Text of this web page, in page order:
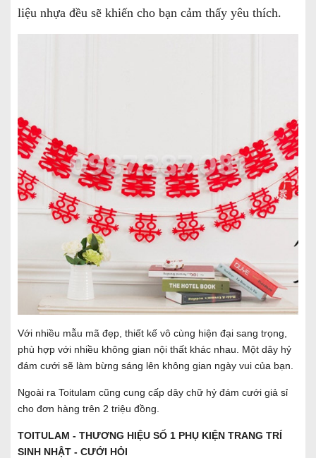
liệu nhựa đều sẽ khiến cho bạn cảm thấy yêu thích.
Với nhiều mẫu mã đẹp, thiết kế vô cùng hiện đại sang trọng,
phù hợp với nhiều không gian nội thất khác nhau. Một dây hỷ
đám cưới sẽ làm bừng sáng lên không gian ngày vui của bạn.
Ngoài ra Toitulam cũng cung cấp dây chữ hỷ đám cưới giả sỉ
cho đơn hàng trên 2 triệu đồng.
TOITULAM - THƯƠNG HIỆU SỐ 1 PHỤ KIỆN TRANG TRÍ
SINH NHẬT - CƯỚI HỎI